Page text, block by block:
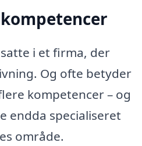
i et firma, der
Og ofte betyder
kompetencer – og
endda specialiseret
område.